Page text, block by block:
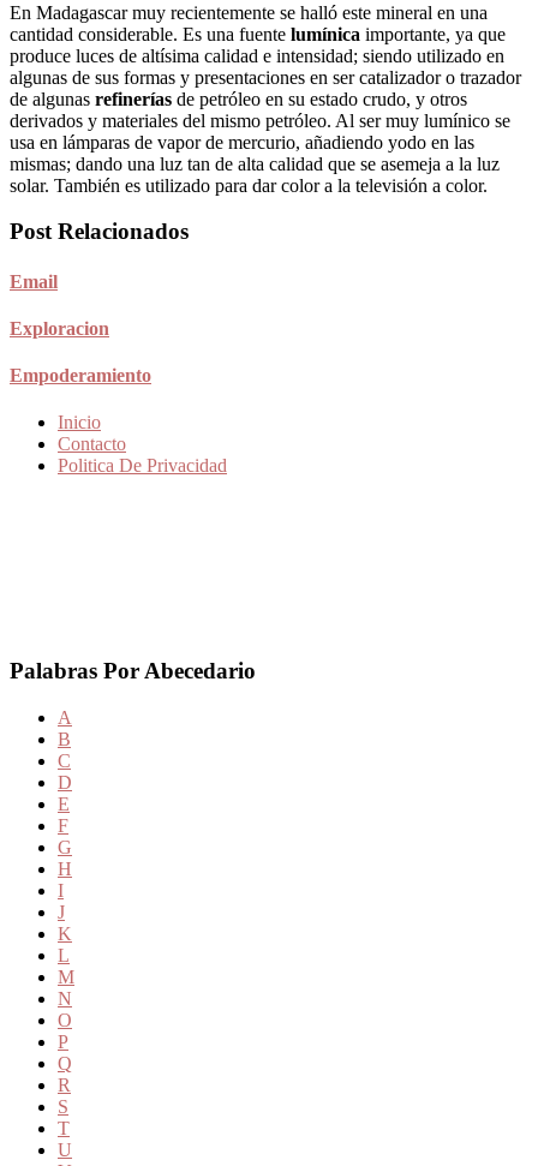
En Madagascar muy recientemente se halló este mineral en una
cantidad considerable. Es una fuente lumínica importante, ya que
produce luces de altísima calidad e intensidad; siendo utilizado en
algunas de sus formas y presentaciones en ser catalizador o trazador
de algunas refinerías de petróleo en su estado crudo, y otros
derivados y materiales del mismo petróleo. Al ser muy lumínico se
usa en lámparas de vapor de mercurio, añadiendo yodo en las
mismas; dando una luz tan de alta calidad que se asemeja a la luz
solar. También es utilizado para dar color a la televisión a color.
Post Relacionados
Email
Exploracion
Empoderamiento
Inicio
Contacto
Politica De Privacidad
Palabras Por Abecedario
A
B
C
D
E
F
G
H
I
J
K
L
M
N
O
P
Q
R
S
T
U